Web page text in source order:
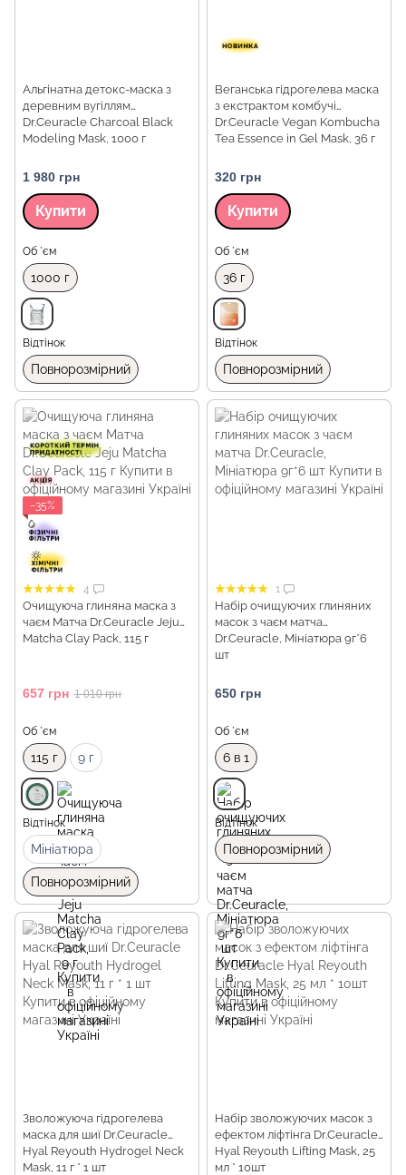
Альгінатна детокс-маска з
деревним вугіллям
Dr.Ceuracle Charcoal Black
Modeling Mask, 1000 г
1 980 грн
Купити
Об `єм
1000 г
Відтінок
Повнорозмірний
Веганська гідрогелева маска
з екстрактом комбучі
Dr.Ceuracle Vegan Kombucha
Tea Essence in Gel Mask, 36 г
320 грн
Купити
Об `єм
36 г
Відтінок
Повнорозмірний
−35%
4
Очищуюча глиняна маска з
чаєм Матча Dr.Ceuracle Jeju
Matcha Clay Pack, 115 г
657 грн 1 010 грн
Об `єм
115 г 9 г
Відтінок
Мініатюра
Повнорозмірний
1
Набір очищуючих глиняних
масок з чаєм матча
Dr.Ceuracle, Мініатюра 9г*6
шт
650 грн
Об `єм
6 в 1
Відтінок
Повнорозмірний
Зволожуюча гідрогелева
маска для шиї Dr.Ceuracle
Hyal Reyouth Hydrogel Neck
Mask, 11 г * 1 шт
Набір зволожуючих масок з
ефектом ліфтінга Dr.Ceuracle
Hyal Reyouth Lifting Mask, 25
мл * 10шт